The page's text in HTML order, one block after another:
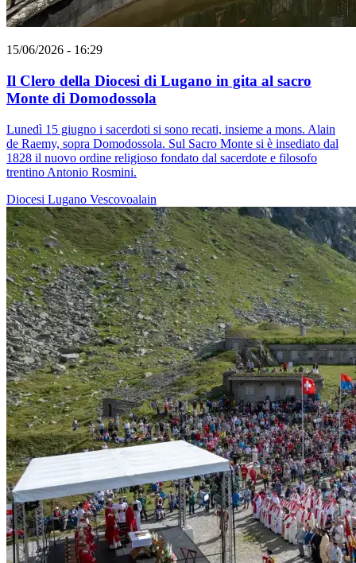
15/06/2026 - 16:29
Il Clero della Diocesi di Lugano in gita al sacro
Monte di Domodossola
Lunedì 15 giugno i sacerdoti si sono recati, insieme a mons. Alain
de Raemy, sopra Domodossola. Sul Sacro Monte si è insediato dal
1828 il nuovo ordine religioso fondato dal sacerdote e filosofo
trentino Antonio Rosmini.
Diocesi Lugano Vescovoalain